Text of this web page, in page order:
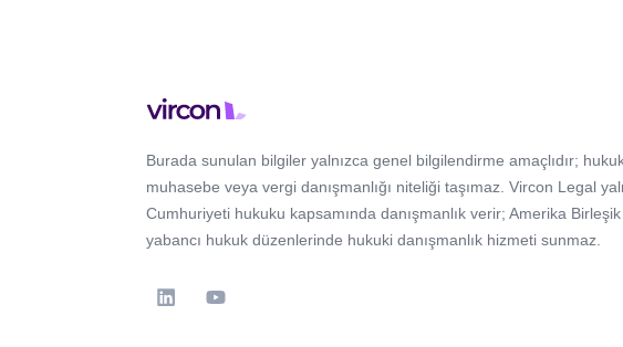
Burada sunulan bilgiler yalnızca genel bilgilendirme amaçlıdır;
muhasebe veya vergi danışmanlığı niteliği taşımaz. Vircon Legal
Cumhuriyeti hukuku kapsamında danışmanlık verir; Amerika
yabancı hukuk düzenlerinde hukuki danışmanlık hizmeti sunmaz.